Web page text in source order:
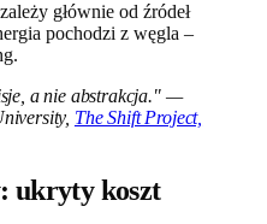
głównie od źródeł
pochodzi z węgla –
a nie abstrakcja." —
The Shift Project,
ukryty koszt